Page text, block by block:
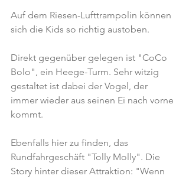
Auf dem Riesen-Lufttrampolin können
sich die Kids so richtig austoben.
Direkt gegenüber gelegen ist "CoCo
Bolo", ein Heege-Turm. Sehr witzig
gestaltet ist dabei der Vogel, der
immer wieder aus seinen Ei nach vorne
kommt.
Ebenfalls hier zu finden, das
Rundfahrgeschäft "Tolly Molly". Die
Story hinter dieser Attraktion: "Wenn